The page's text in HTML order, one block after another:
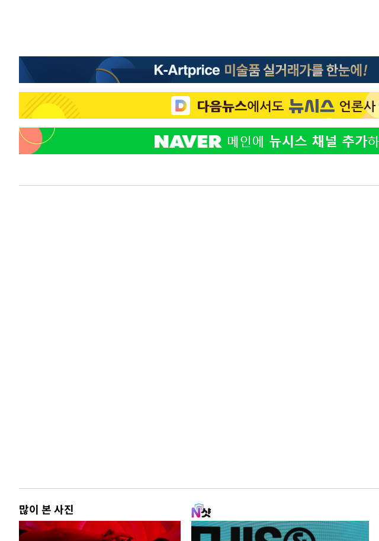
-23209초 전 >
11시간 압수수색에 성접대 파문까지…'쑥대밭' 된 축구협회
-22231초 전 >[속보]규제합리화위원회 부위원장에 김태유 서울대 공대 교수…이
병태 후임
-18589초 전 >
[속보]국힘 윤리위, '돌려차기 발언' 진종오·서범수 징계 절차 개시
-13914초 전 >[속보] 7월 중국 수출 23.9%↑ 수입 27.5%↑…무역총액
25.3%↑
-11074초 전 > [속보]'채상병 순직 책임' 임성근, 항소심도 징역 3년
-10940초 전 > [속보]종합특검, '관저이전 봐주기 감사' 유병호 구속기소
-6790초 전 >[속보]'300억원대 사기 혐의' 차가원 대표 구속 송치
많이 본 사진